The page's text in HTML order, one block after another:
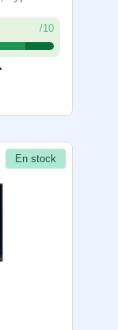
x
Ultra
/10
En stock